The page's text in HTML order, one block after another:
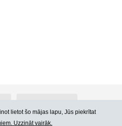
lietot šo mājas lapu, Jūs piekrītat
Uzzināt vairāk.